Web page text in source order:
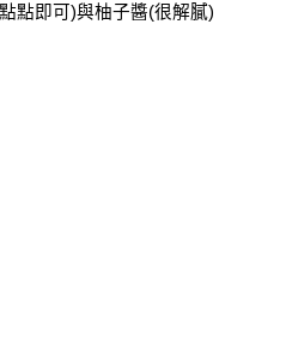
點即可)與柚子醬(很解膩)